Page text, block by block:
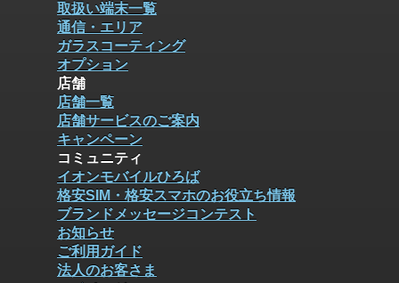
取扱い端末一覧
通信・エリア
ガラスコーティング
オプション
店舗
店舗一覧
店舗サービスのご案内
キャンペーン
コミュニティ
イオンモバイルひろば
格安SIM・格安スマホのお役立ち情報
ブランドメッセージコンテスト
お知らせ
ご利用ガイド
法人のお客さま